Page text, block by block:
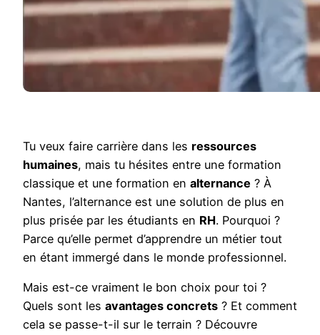
Tu veux faire carrière dans les ressources
humaines, mais tu hésites entre une formation
classique et une formation en alternance ? À
Nantes, l’alternance est une solution de plus en
plus prisée par les étudiants en RH. Pourquoi ?
Parce qu’elle permet d’apprendre un métier tout
en étant immergé dans le monde professionnel.
Mais est-ce vraiment le bon choix pour toi ?
Quels sont les avantages concrets ? Et comment
cela se passe-t-il sur le terrain ? Découvre